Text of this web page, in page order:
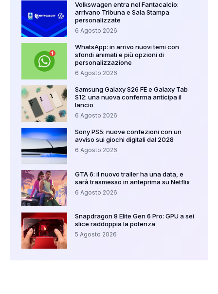
Volkswagen entra nel Fantacalcio:
arrivano Tribuna e Sala Stampa
personalizzate
6 Agosto 2026
WhatsApp: in arrivo nuovi temi con
sfondi animati e più opzioni di
personalizzazione
6 Agosto 2026
Samsung Galaxy S26 FE e Galaxy Tab
S12: una nuova conferma anticipa il
lancio
6 Agosto 2026
Sony PS5: nuove confezioni con un
avviso sui giochi digitali dal 2028
6 Agosto 2026
GTA 6: il nuovo trailer ha una data, e
sarà trasmesso in anteprima su Netflix
6 Agosto 2026
Snapdragon 8 Elite Gen 6 Pro: GPU a sei
slice raddoppia la potenza
5 Agosto 2026